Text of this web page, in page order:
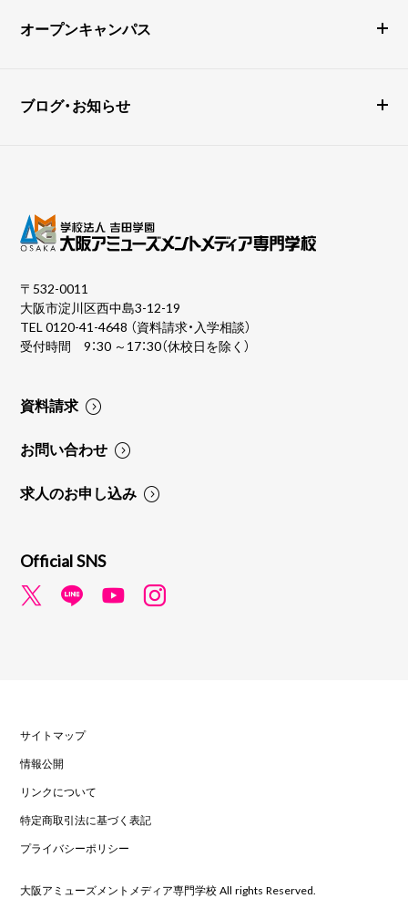
オープンキャンパス
ブログ・お知らせ
〒532-0011
大阪市淀川区西中島3-12-19
TEL0120-41-4648 （資料請求・入学相談）
受付時間 9：30 ～17：30（休校日を除く）
資料請求
お問い合わせ
求人のお申し込み
Official SNS
サイトマップ
情報公開
リンクについて
特定商取引法に基づく表記
プライバシーポリシー
大阪アミューズメントメディア専門学校 All rights Reserved.